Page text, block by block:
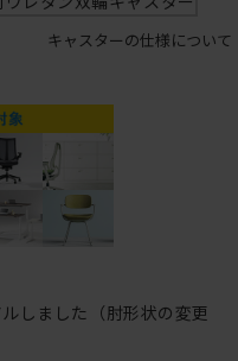
キャスターの仕様について
しました（肘形状の変更